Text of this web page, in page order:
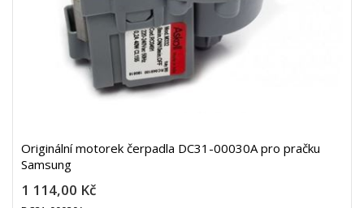
Originální motorek čerpadla DC31-00030A pro pračku
Samsung
1 114,00 Kč